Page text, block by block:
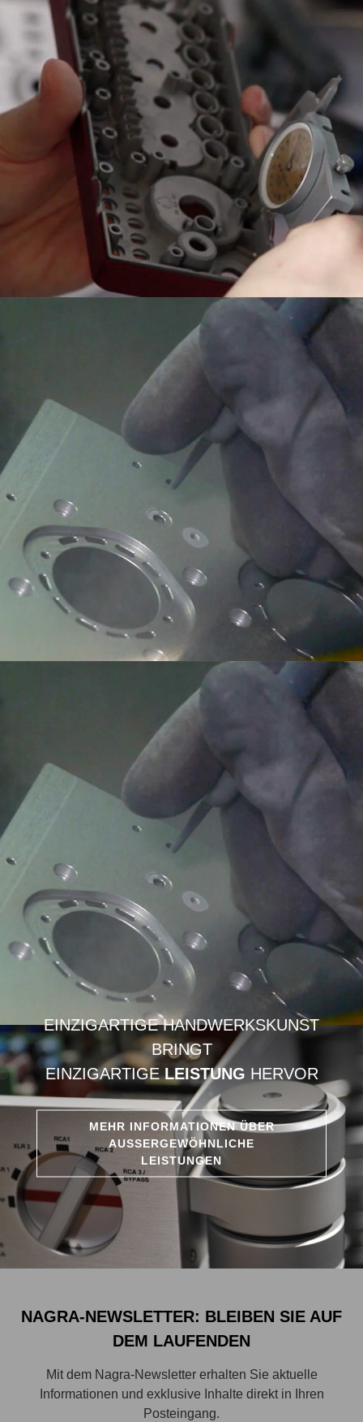
EINZIGARTIGE HANDWERKSKUNST
BRINGT
EINZIGARTIGELEISTUNG HERVOR
MEHR INFORMATIONEN ÜBER
AUSSERGEWÖHNLICHE
LEISTUNGEN
NAGRA-NEWSLETTER: BLEIBEN SIE AUF
DEM LAUFENDEN
Mit dem Nagra-Newsletter erhalten Sie aktuelle
Informationen und exklusive Inhalte direkt in Ihren
Posteingang.